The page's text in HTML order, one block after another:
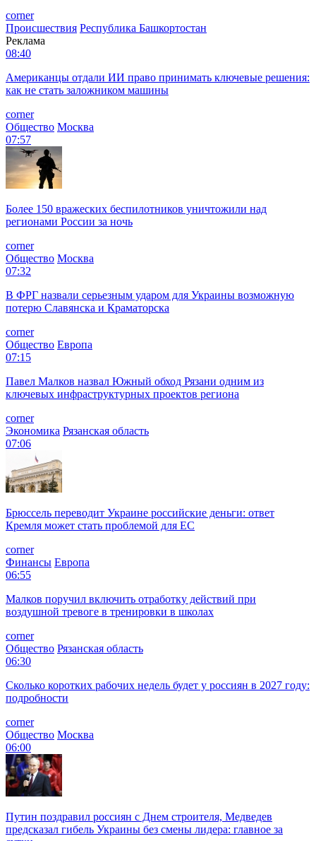
corner
Происшествия Республика Башкортостан
Реклама
08:40
Американцы отдали ИИ право принимать ключевые решения:
как не стать заложником машины
corner
Общество Москва
07:57
Более 150 вражеских беспилотников уничтожили над
регионами России за ночь
corner
Общество Москва
07:32
В ФРГ назвали серьезным ударом для Украины возможную
потерю Славянска и Краматорска
corner
Общество Европа
07:15
Павел Малков назвал Южный обход Рязани одним из
ключевых инфраструктурных проектов региона
corner
Экономика Рязанская область
07:06
Брюссель переводит Украине российские деньги: ответ
Кремля может стать проблемой для EC
corner
Финансы Европа
06:55
Малков поручил включить отработку действий при
воздушной тревоге в тренировки в школах
corner
Общество Рязанская область
06:30
Сколько коротких рабочих недель будет у россиян в 2027 году:
подробности
corner
Общество Москва
06:00
Путин поздравил россиян с Днем строителя, Медведев
предсказал гибель Украины без смены лидера: главное за